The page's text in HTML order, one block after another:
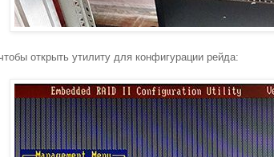
открыть утилиту для конфигурации рейда: